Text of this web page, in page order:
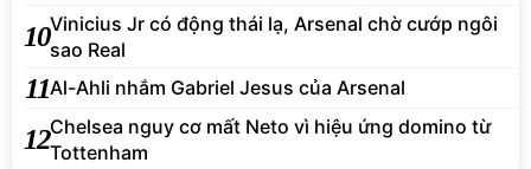
10Vinicius Jr có động thái lạ, Arsenal chờ cướp ngôi
sao Real
11Al-Ahli nhắm Gabriel Jesus của Arsenal
12Chelsea nguy cơ mất Neto vì hiệu ứng domino từ
Tottenham